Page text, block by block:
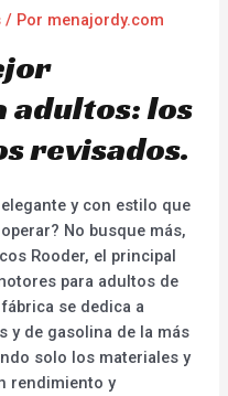
/ Por menajordy.com
adultos: los
revisados.
y con estilo que
No busque más,
Rooder, el principal
para adultos de
se dedica a
de gasolina de la más
solo los materiales y
rendimiento y